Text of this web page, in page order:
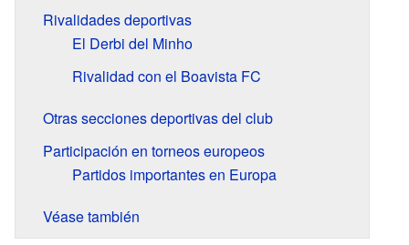
Rivalidades deportivas
El Derbi del Minho
Rivalidad con el Boavista FC
Otras secciones deportivas del club
Participación en torneos europeos
Partidos importantes en Europa
Véase también